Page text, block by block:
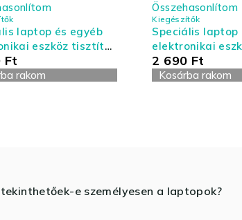
laptop és egyéb
eszköz tisztító
- kis kiszerelés
Ft
rakom
Kiegészítők
Speciális laptop
elektronikai
készlet - nagy
Összehasonlítom
2 690 Ft
Kosárba rakom
e személyesen a laptopok?